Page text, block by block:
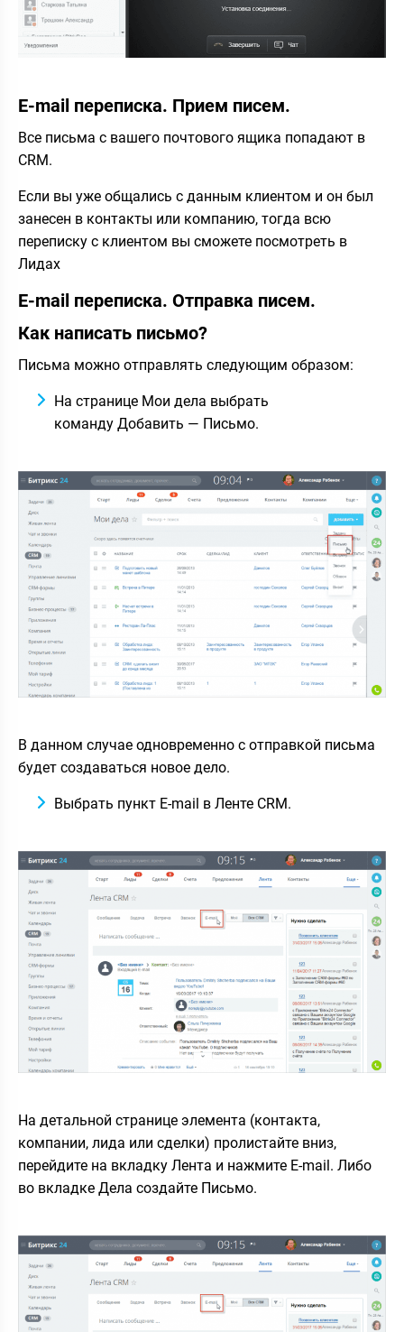
E-mail переписка. Прием писем.
Все письма с вашего почтового ящика попадают в
CRM.
Если вы уже общались с данным клиентом и он был
занесен в контакты или компанию, тогда всю
переписку с клиентом вы сможете посмотреть в
Лидах
E-mail переписка. Отправка писем.
Как написать письмо?
Письма можно отправлять следующим образом:
На странице Мои дела выбрать
команду Добавить — Письмо.
В данном случае одновременно с отправкой письма
будет создаваться новое дело.
Выбрать пункт E-mail в Ленте CRM.
На детальной странице элемента (контакта,
компании, лида или сделки) пролистайте вниз,
перейдите на вкладку Лента и нажмите E-mail. Либо
во вкладке Дела создайте Письмо.